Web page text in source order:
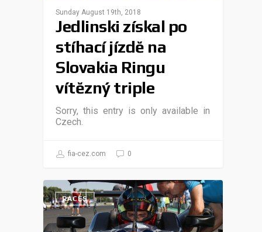
Sunday August 19th, 2018
Jedlinski získal po
stíhací jízdě na
Slovakia Ringu
vítězný triple
Sorry, this entry is only available in
Czech.
fia-cez.com 0
RACES